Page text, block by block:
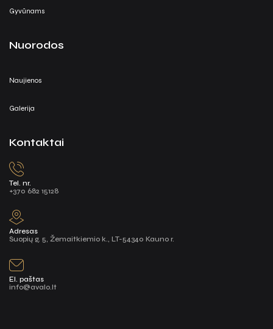
Gyvūnams
Nuorodos
Naujienos
Galerija
Kontaktai
Tel. nr.
+370 682 15128
Adresas
Suopių g. 5, Žemaitkiemio k., LT-54340 Kauno r.
El. paštas
info@avalo.lt